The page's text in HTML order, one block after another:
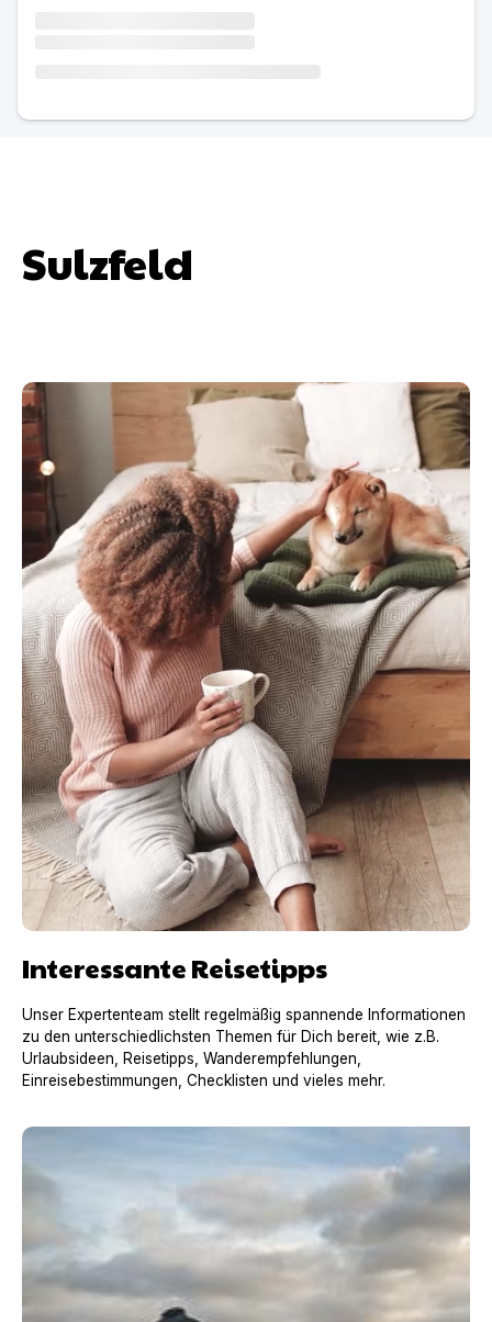
Sulzfeld
Interessante Reisetipps
Unser Expertenteam stellt regelmäßig spannende Informationen
zu den unterschiedlichsten Themen für Dich bereit, wie z.B.
Urlaubsideen, Reisetipps, Wanderempfehlungen,
Einreisebestimmungen, Checklisten und vieles mehr.
Urlaub mit Hund in Frankreich